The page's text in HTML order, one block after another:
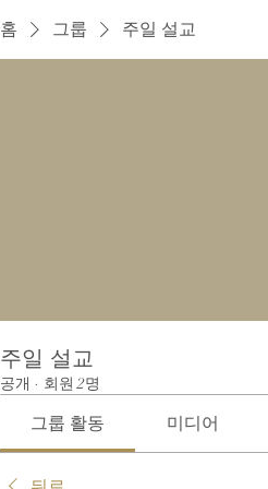
홈 그룹 주일 설교
주일 설교
공개 · 회원 2명
그룹 활동 미디어